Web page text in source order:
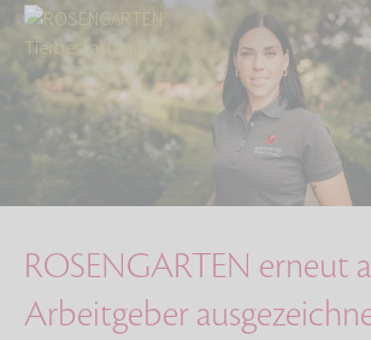
Über uns
Aktuelles
ROSENGARTEN erneut als Top-Arbeitgeber ausgez…
ROSENGARTEN erneut
Arbeitgeber